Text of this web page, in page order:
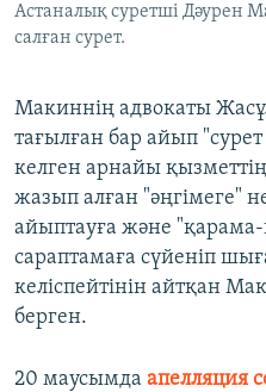
Астаналық суретші Дәурен
салған сурет.
Макиннің адвокаты
тағылған бар айып
келген арнайы
жазып алған "әңгімеге"
айыптауға және
сараптамаға сүйеніп
келіспейтінін айтқан
берген.
20 маусымда апелляция